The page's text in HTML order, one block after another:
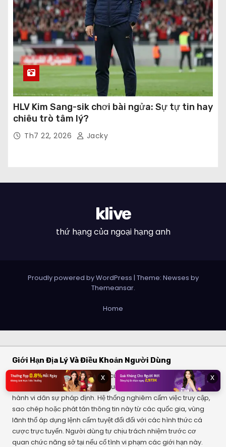
HLV Kim Sang-sik chơi bài ngửa: Sự tự tin hay
chiêu trò tâm lý?
Th7 22, 2026 Jacky
klive
thứ hạng của ngoại hạng anh
Proudly powered by WordPress | Theme: Newses by
Themeansar.
Home
Giới Hạn Địa Lý Và Điều Khoản Người Dùng
Dịch vụ và các bộ lọc thông số của chúng tôi chỉ cung cấp cho
đối tượng người dùng từ đủ 18 tuổi trở lên, có đầy đủ năng lực
hành vi dân sự pháp định. Hệ thống nghiêm cấm việc truy cập,
sao chép hoặc phát tán thông tin này từ các quốc gia, vùng
lãnh thổ áp dụng lệnh cấm tuyệt đối đối với các hình thức cá
cược trực tuyến. Người dùng tự chịu trách nhiệm trước cơ
quan chức năng sở tại nếu cố tình vi phạm các giới hạn này.
x x